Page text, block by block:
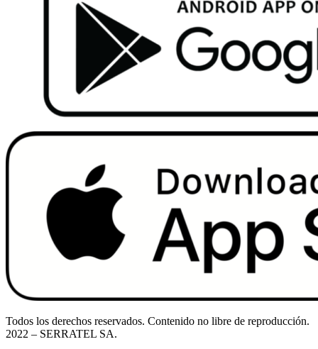
Todos los derechos reservados. Contenido no libre de reproducción.
2022 – SERRATEL SA.